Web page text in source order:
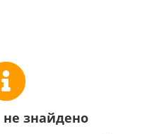
знайдено